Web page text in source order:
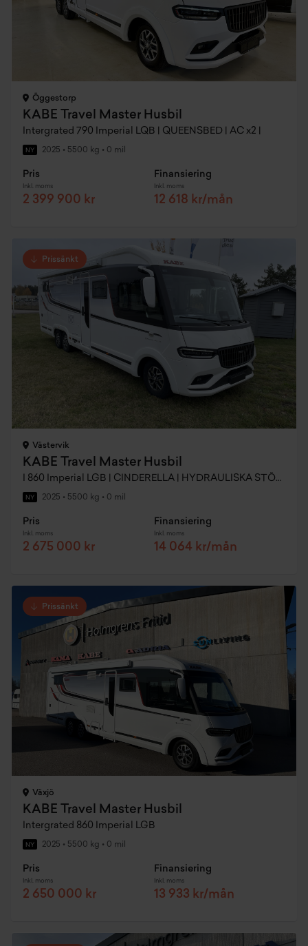
Öggestorp
KABE Travel Master Husbil
Intergrated 790 Imperial LQB | QUEENSBED | AC x2 |
NY 2025 • 5500 kg • 0 mil
Pris
Inkl. moms
2 399 900 kr
Finansiering
Inkl. moms
12 618 kr/mån
Prissänkt
Västervik
KABE Travel Master Husbil
I 860 Imperial LGB | CINDERELLA | HYDRAULISKA STÖDBEN | LÅNGBÄDDAR
NY 2025 • 5500 kg • 0 mil
Pris
Inkl. moms
2 675 000 kr
Finansiering
Inkl. moms
14 064 kr/mån
Prissänkt
Växjö
KABE Travel Master Husbil
Intergrated 860 Imperial LGB
NY 2025 • 5500 kg • 0 mil
Pris
Inkl. moms
2 650 000 kr
Finansiering
Inkl. moms
13 933 kr/mån